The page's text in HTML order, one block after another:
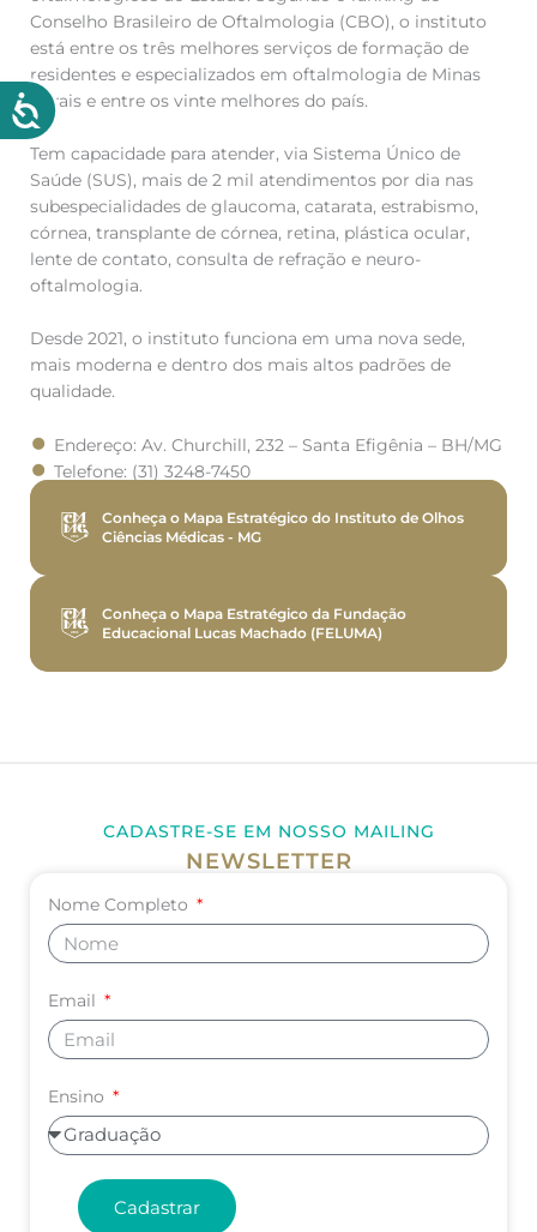
Conselho Brasileiro de Oftalmologia (CBO), o instituto
está entre os três melhores serviços de formação de
residentes e especializados em oftalmologia de Minas
Gerais e entre os vinte melhores do país.
Tem capacidade para atender, via Sistema Único de
Saúde (SUS), mais de 2 mil atendimentos por dia nas
subespecialidades de glaucoma, catarata, estrabismo,
córnea, transplante de córnea, retina, plástica ocular,
lente de contato, consulta de refração e neuro-
oftalmologia.
Desde 2021, o instituto funciona em uma nova sede,
mais moderna e dentro dos mais altos padrões de
qualidade.
Endereço: Av. Churchill, 232 – Santa Efigênia – BH/MG
Telefone: (31) 3248-7450
Conheça o Mapa Estratégico do Instituto de Olhos
Ciências Médicas - MG
Conheça o Mapa Estratégico da Fundação
Educacional Lucas Machado (FELUMA)
CADASTRE-SE EM NOSSO MAILING
NEWSLETTER
Nome Completo
Email
Ensino
Cadastrar